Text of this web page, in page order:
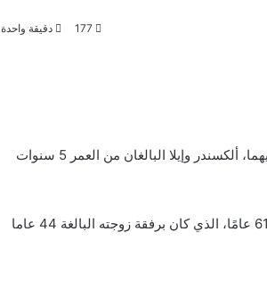
177 دقيقة واحدة
قال الممثل الأميركي الشهير، جورج كلوني، إنه وزوجته ندما على السماح لتوأميهما، ألكسندر وإيلا البالغان من العمر 5 سنوات
وخلال ظهوره في برنامج على قناة “سي بي إس ” الأميركية، قال الممثل البالغ 61 عامًا، الذي كان برفقة زوجته البالغة 44 عاما